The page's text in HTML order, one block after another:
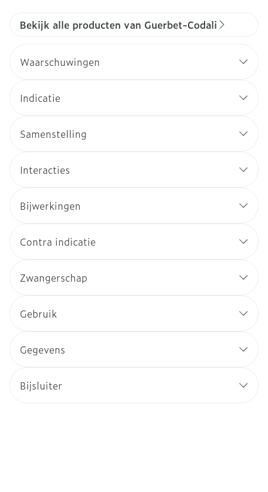
Bekijk alle producten van Guerbet-Codali
Waarschuwingen
Indicatie
Samenstelling
Interacties
Bijwerkingen
Contra indicatie
Zwangerschap
Gebruik
Gegevens
Bijsluiter